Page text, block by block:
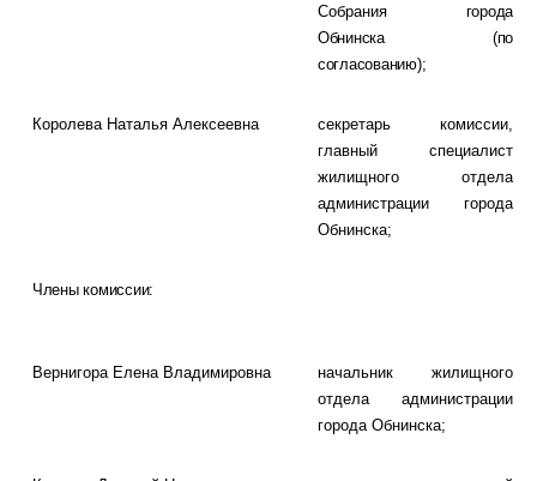
Собрания города
Обнинска (по
согласованию);
Королева Наталья Алексеевна
секретарь комиссии,
главный специалист
жилищного отдела
администрации города
Обнинска;
Члены комиссии:
Вернигора Елена Владимировна
начальник жилищного
отдела администрации
города Обнинска;